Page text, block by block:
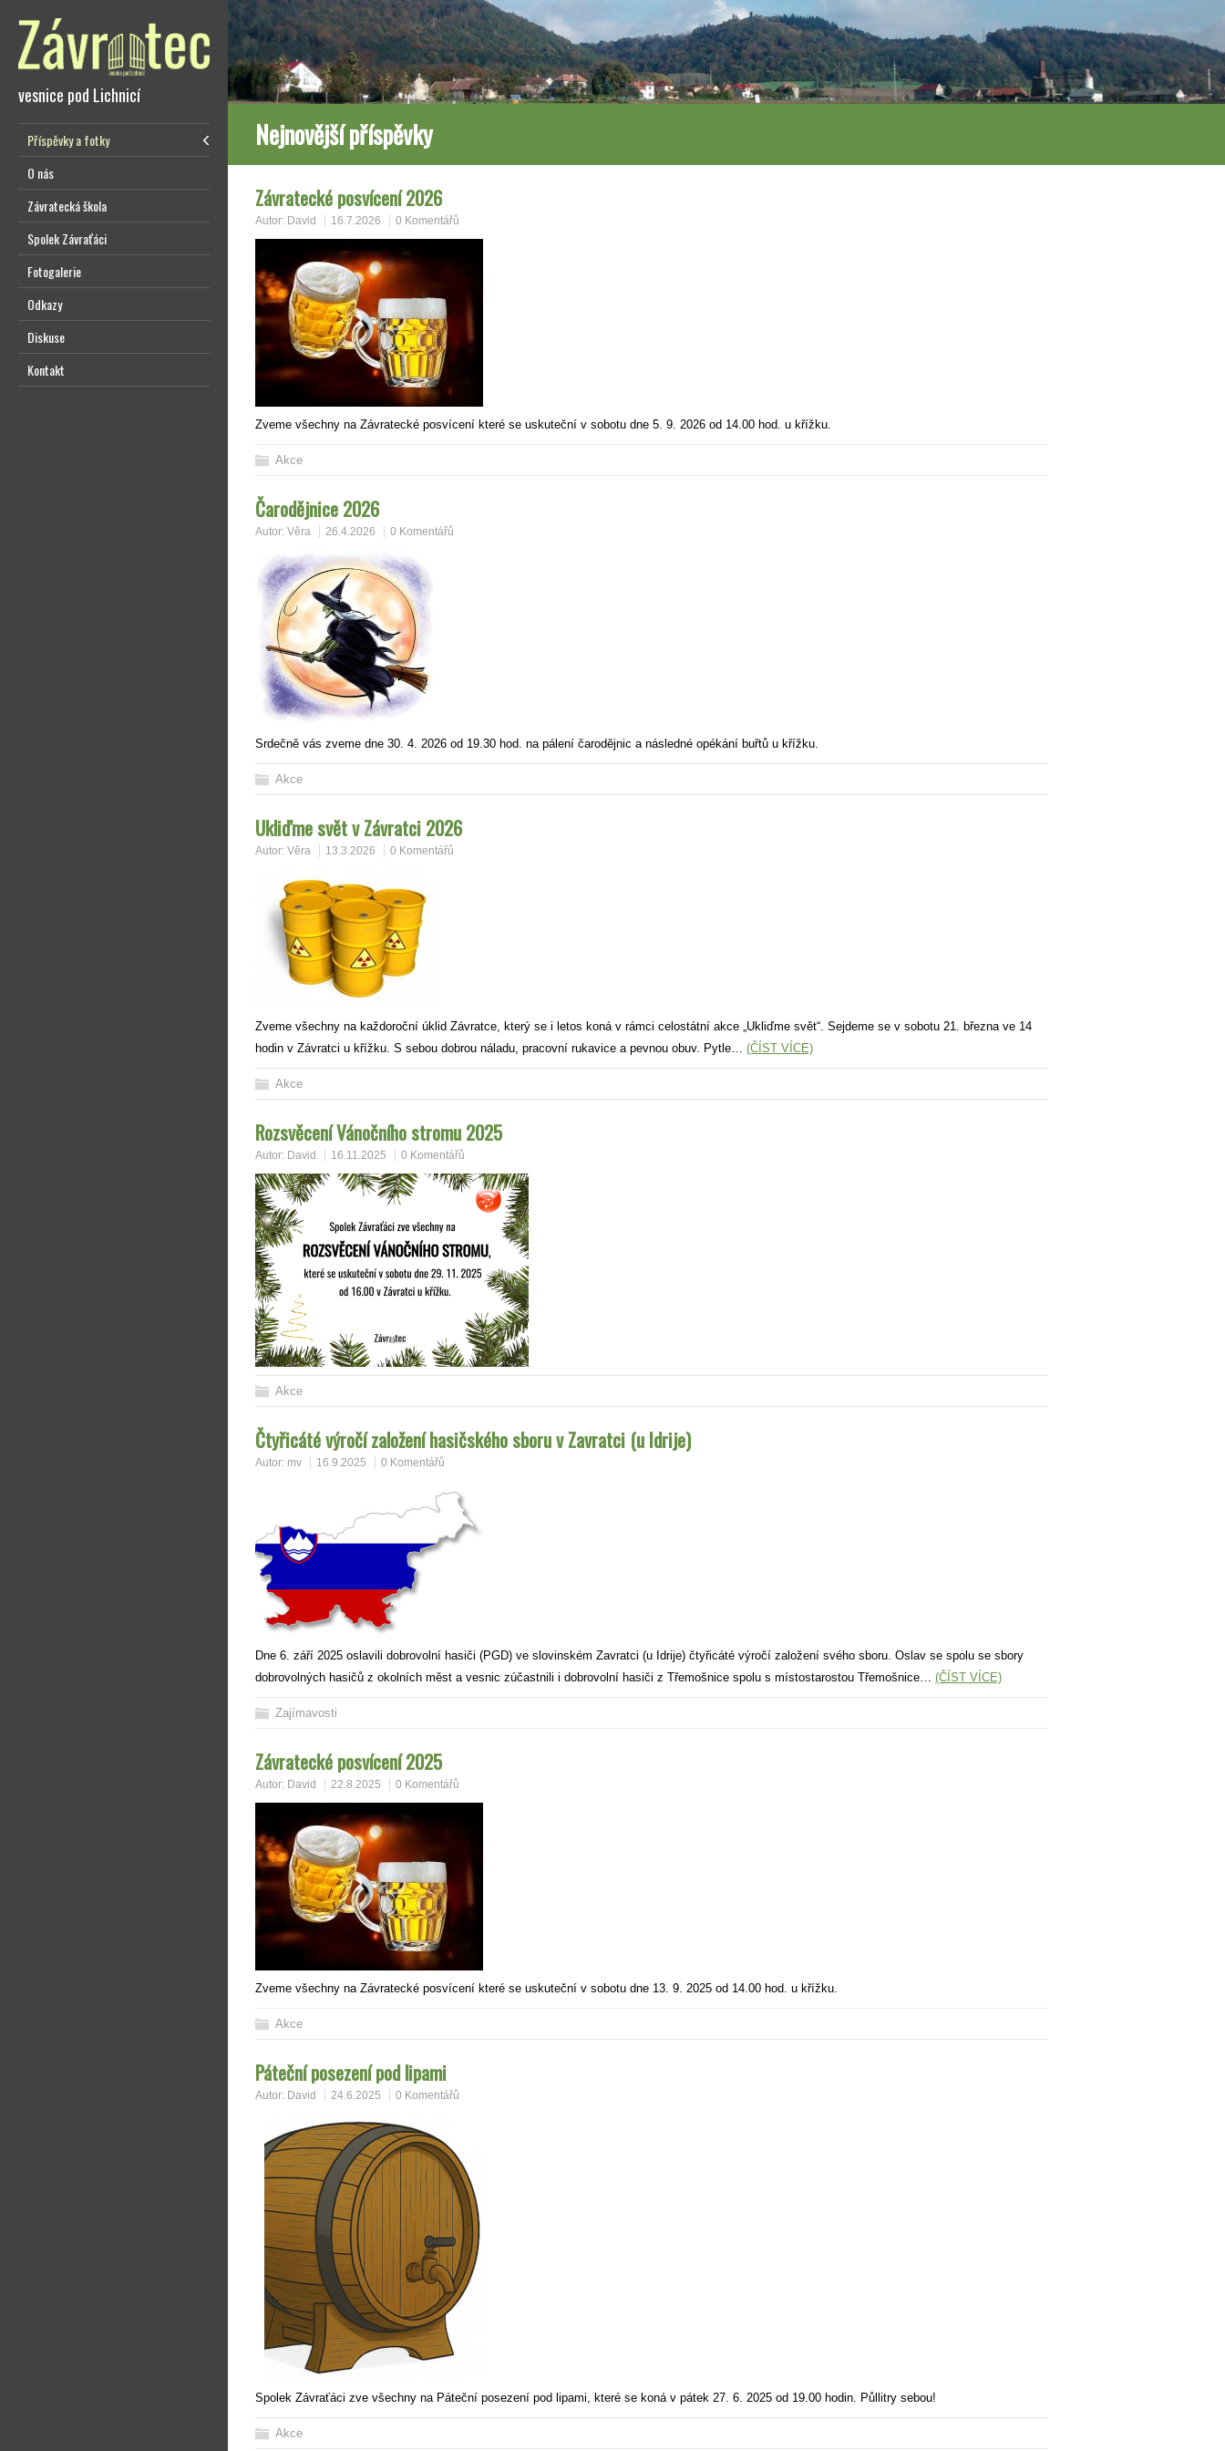
vesnice pod Lichnicí
Příspěvky a fotky
O nás
Závratecká škola
Spolek Závraťáci
Fotogalerie
Odkazy
Diskuse
Kontakt
Nejnovější příspěvky
Závratecké posvícení 2026
Autor: David 16.7.2026 0 Komentářů
Zveme všechny na Závratecké posvícení které se uskuteční v sobotu dne 5. 9. 2026 od 14.00 hod. u křížku.
Akce
Čarodějnice 2026
Autor: Věra 26.4.2026 0 Komentářů
Srdečně vás zveme dne 30. 4. 2026 od 19.30 hod. na pálení čarodějnic a následné opékání buřtů u křížku.
Akce
Ukliďme svět v Závratci 2026
Autor: Věra 13.3.2026 0 Komentářů
Zveme všechny na každoroční úklid Závratce, který se i letos koná v rámci celostátní akce „Ukliďme svět“. Sejdeme se v sobotu 21. března ve 14
hodin v Závratci u křížku. S sebou dobrou náladu, pracovní rukavice a pevnou obuv. Pytle… (ČÍST VÍCE)
Akce
Rozsvěcení Vánočního stromu 2025
Autor: David 16.11.2025 0 Komentářů
Akce
Čtyřicáté výročí založení hasičského sboru v Zavratci (u Idrije)
Autor: mv 16.9.2025 0 Komentářů
Dne 6. září 2025 oslavili dobrovolní hasiči (PGD) ve slovinském Zavratci (u Idrije) čtyřicáté výročí založení svého sboru. Oslav se spolu se sbory
dobrovolných hasičů z okolních měst a vesnic zúčastnili i dobrovolní hasiči z Třemošnice spolu s místostarostou Třemošnice… (ČÍST VÍCE)
Zajímavosti
Závratecké posvícení 2025
Autor: David 22.8.2025 0 Komentářů
Zveme všechny na Závratecké posvícení které se uskuteční v sobotu dne 13. 9. 2025 od 14.00 hod. u křížku.
Akce
Páteční posezení pod lipami
Autor: David 24.6.2025 0 Komentářů
Spolek Závraťáci zve všechny na Páteční posezení pod lipami, které se koná v pátek 27. 6. 2025 od 19.00 hodin. Půllitry sebou!
Akce